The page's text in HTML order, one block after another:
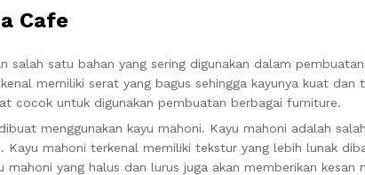
Cafe
salah satu bahan yang sering digunakan dalam
memiliki serat yang bagus sehingga kayunya kuat
cocok untuk digunakan pembuatan berbagai furniture.
menggunakan kayu mahoni. Kayu mahoni adalah
mahoni terkenal memiliki tekstur yang lebih lunak
yang halus dan lurus juga akan memberikan kesan